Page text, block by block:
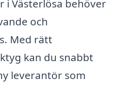
i Västerlösa behöver
och
Med rätt
kan du snabbt
leverantör som